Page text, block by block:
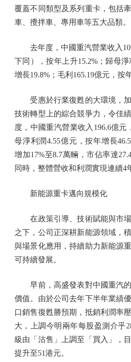
覆蓋不同類型及系列重卡，包括
車、攪拌車、專用車等五大品類。
去年度，中國重汽營業收入
下同），按年上升15.2%；歸母
增長19.8%；毛利165.19億元，按
受惠於行業復甦的大環境，加
技術轉型上的綜合競爭力，令佳
度，中國重汽營業收入196.6億元
母淨利潤4.55億元，按年增長
增加17%至8.7萬輛，市佔率達
同時，整體營收和利潤實現連續4
新能源重卡邁向規模化
在政策引導、技術賦能與市場
之下，公司正深耕新能源領域，
與場景化應用，持續助力新能源
可持續發展。
早前，高盛發表對中國重汽的
價值。由於公司去年下半年業績
口銷售復甦勝預期，抵銷利潤率
大，上調今明兩年每股盈測介乎
級由「沽售」上調至「買入」，
提升至51港元。